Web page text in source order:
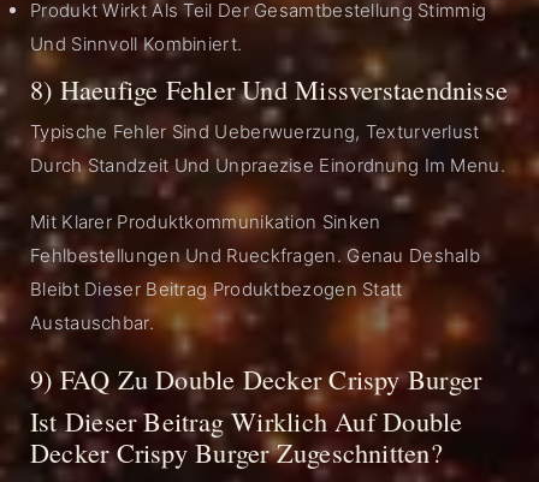
Produkt Wirkt Als Teil Der Gesamtbestellung Stimmig
Und Sinnvoll Kombiniert.
8) Haeufige Fehler Und Missverstaendnisse
Typische Fehler Sind Ueberwuerzung, Texturverlust
Durch Standzeit Und Unpraezise Einordnung Im Menu.
Mit Klarer Produktkommunikation Sinken
Fehlbestellungen Und Rueckfragen. Genau Deshalb
Bleibt Dieser Beitrag Produktbezogen Statt
Austauschbar.
9) FAQ Zu Double Decker Crispy Burger
Ist Dieser Beitrag Wirklich Auf Double
Decker Crispy Burger Zugeschnitten?